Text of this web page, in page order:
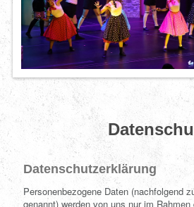
Datenschutzerklärung
Personenbezogene Daten (nachfolgend
genannt) werden von uns nur im